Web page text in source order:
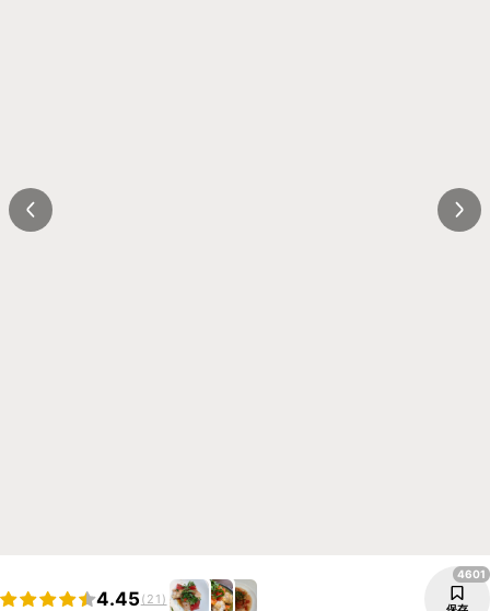
4.45 (21)
4601